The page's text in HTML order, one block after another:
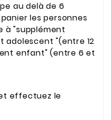
au delà de 6
les personnes
à "supplément
adolescent "(entre 12
enfant" (entre 6 et
effectuez le